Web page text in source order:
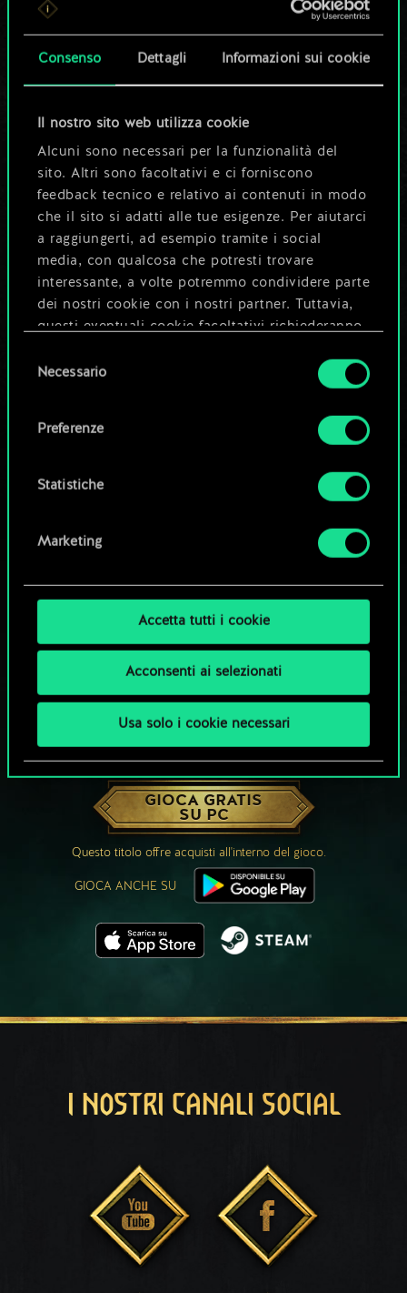
Consenso Dettagli Informazioni sui cookie
Il nostro sito web utilizza cookie
Alcuni sono necessari per la funzionalità del
sito. Altri sono facoltativi e ci forniscono
feedback tecnico e relativo ai contenuti in modo
che il sito si adatti alle tue esigenze. Per aiutarci
a raggiungerti, ad esempio tramite i social
media, con qualcosa che potresti trovare
interessante, a volte potremmo condividere parte
dei nostri cookie con i nostri partner. Tuttavia,
questi eventuali cookie facoltativi richiederanno
Tutti i dettagli su come utilizziamo i cookie e su
disponibili nel menu "Impostazioni" qui sotto.
delNecessario
Preferenze
Statistiche
Marketing
Accetta tutti i cookie
Acconsenti ai selezionati
Usa solo i cookie necessari
condiviso.
molto altro!
Dai un nome al mazzo e crea una
guida
Modifica mazzo
CHE NE DICI DI UNA PARTITA A GWENT?
GIOCA GRATIS
SU PC
Questo titolo offre acquisti all'interno del gioco.
GIOCA ANCHE SU
I NOSTRI CANALI SOCIAL